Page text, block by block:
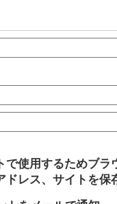
で使用するためブラ
レス、サイトを保